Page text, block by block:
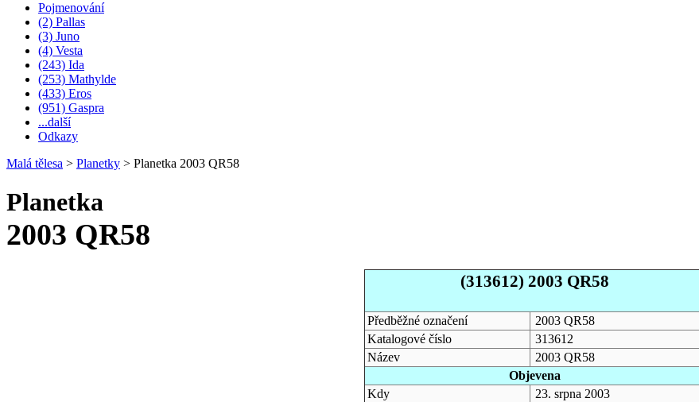
Pojmenování
(2) Pallas
(3) Juno
(4) Vesta
(243) Ida
(253) Mathylde
(433) Eros
(951) Gaspra
...další
Odkazy
Malá tělesa > Planetky > Planetka 2003 QR58
Planetka
2003 QR58
(313612) 2003 QR58
Předběžné označení
2003 QR58
Katalogové číslo
313612
Název
2003 QR58
Objevena
Kdy
23. srpna 2003